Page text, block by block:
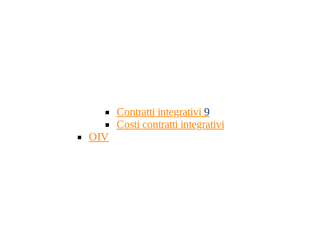
Contratti integrativi 9
Costi contratti integrativi
OIV